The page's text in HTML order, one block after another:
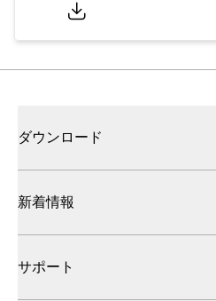
ダウンロード
新着情報
サポート